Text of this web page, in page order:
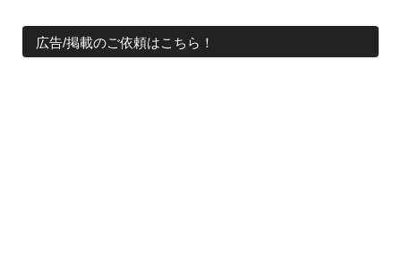
広告/掲載のご依頼はこちら！